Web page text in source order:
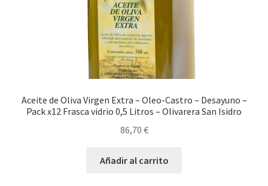
Aceite de Oliva Virgen Extra – Oleo-Castro – Desayuno –
Pack x12 Frasca vidrio 0,5 Litros – Olivarera San Isidro
86,70 €
Añadir al carrito